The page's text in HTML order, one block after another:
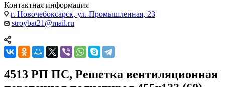
Контактная информация
г. Новочебоксарск, ул. Промышленная, 23
stroybat21@mail.ru
4513 РП ПС, Решетка вентиляционная